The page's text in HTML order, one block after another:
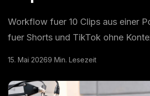
Workflow fuer 10 Clips aus einer
fuer Shorts und TikTok ohne
15. Mai 20269 Min. Lesezeit